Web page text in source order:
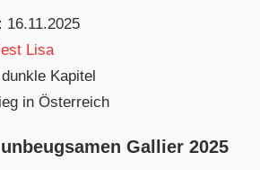
16.11.2025
Lisa
Kapitel
in Österreich
Gallier 2025